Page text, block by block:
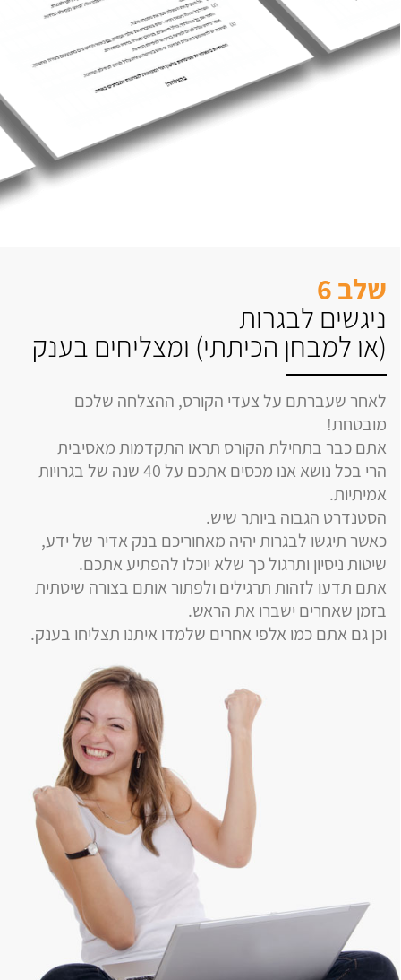
שלב 6
ניגשים לבגרות
(או למבחן הכיתתי) ומצליחים בענק
לאחר שעברתם על צעדי הקורס, ההצלחה שלכם
מובטחת!
אתם כבר בתחילת הקורס תראו התקדמות מאסיבית
הרי בכל נושא אנו מכסים אתכם על 40 שנה של בגרויות
אמיתיות.
הסטנדרט הגבוה ביותר שיש.
כאשר תיגשו לבגרות יהיה מאחוריכם בנק אדיר של ידע,
שיטות ניסיון ותרגול כך שלא יוכלו להפתיע אתכם.
אתם תדעו לזהות תרגילים ולפתור אותם בצורה שיטתית
בזמן שאחרים ישברו את הראש.
וכן גם אתם כמו אלפי אחרים שלמדו איתנו תצליחו בענק.